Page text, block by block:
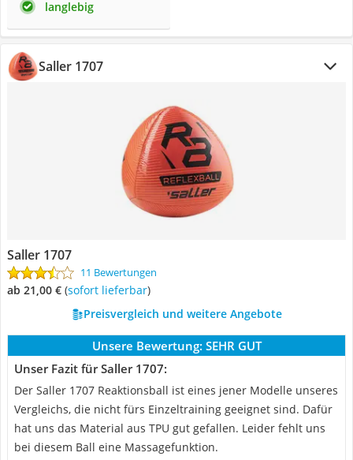
langlebig
Saller 1707
Saller 1707
11 Bewertungen
ab 21,00 € ( Sofort lieferbar)
Preisvergleich und weitere Angebote
Unsere Bewertung: SEHR GUT
Unser Fazit für Saller 1707:
Der Saller 1707 Reaktionsball ist eines jener Modelle unseres
Vergleichs, die nicht fürs Einzeltraining geeignet sind. Dafür
hat uns das Material aus TPU gut gefallen. Leider fehlt uns
bei diesem Ball eine Massagefunktion.